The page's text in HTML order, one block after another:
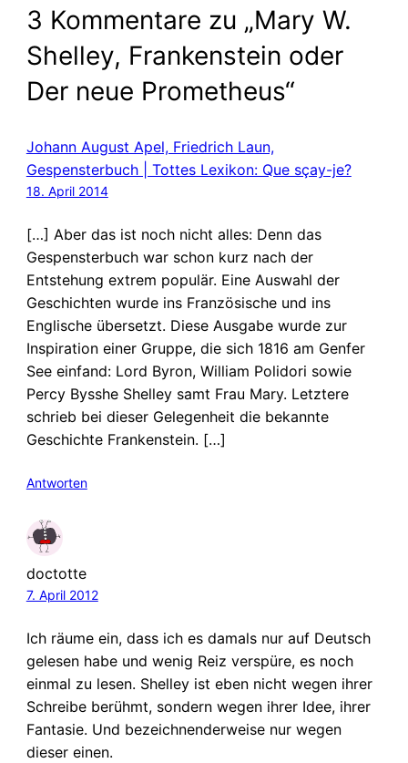
3 Kommentare zu „Mary W.
Shelley, Frankenstein oder
Der neue Prometheus“
Johann August Apel, Friedrich Laun,
Gespensterbuch | Tottes Lexikon: Que sçay-je?
18. April 2014
[…] Aber das ist noch nicht alles: Denn das
Gespensterbuch war schon kurz nach der
Entstehung extrem populär. Eine Auswahl der
Geschichten wurde ins Französische und ins
Englische übersetzt. Diese Ausgabe wurde zur
Inspiration einer Gruppe, die sich 1816 am Genfer
See einfand: Lord Byron, William Polidori sowie
Percy Bysshe Shelley samt Frau Mary. Letztere
schrieb bei dieser Gelegenheit die bekannte
Geschichte Frankenstein. […]
Antworten
doctotte
7. April 2012
Ich räume ein, dass ich es damals nur auf Deutsch
gelesen habe und wenig Reiz verspüre, es noch
einmal zu lesen. Shelley ist eben nicht wegen ihrer
Schreibe berühmt, sondern wegen ihrer Idee, ihrer
Fantasie. Und bezeichnenderweise nur wegen
dieser einen.